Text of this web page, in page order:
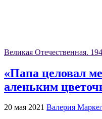
Великая Отечественная.
«Папа целовал
аленьким
20 мая 2021 Валерия